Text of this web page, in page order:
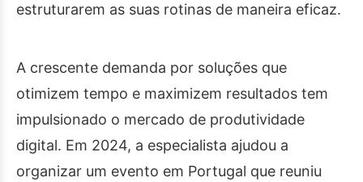
estruturarem as suas rotinas de maneira eficaz.
A crescente demanda por soluções que
otimizem tempo e maximizem resultados tem
impulsionado o mercado de produtividade
digital. Em 2024, a especialista ajudou a
organizar um evento em Portugal que reuniu